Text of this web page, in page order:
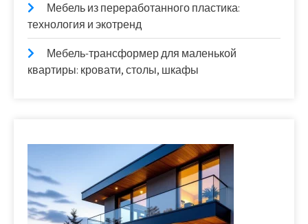
Мебель из переработанного пластика:
технология и экотренд
Мебель-трансформер для маленькой
квартиры: кровати, столы, шкафы